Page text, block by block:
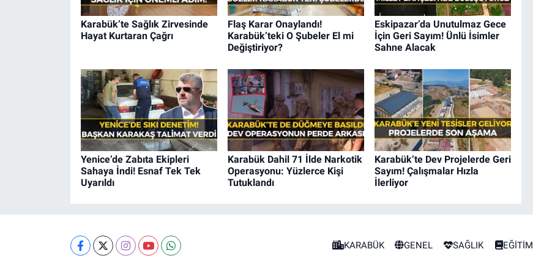
Karabük’te Sağlık Zirvesinde
Hayat Kurtaran Çağrı
Flaş Karar Onaylandı!
Karabük’teki O Şubeler El mi
Değiştiriyor?
Eskipazar’da Unutulmaz Gece
İçin Geri Sayım! Ünlü İsimler
Sahne Alacak
Yenice’de Zabıta Ekipleri
Sahaya İndi! Esnaf Tek Tek
Uyarıldı
Karabük Dahil 71 İlde Narkotik
Operasyonu: Yüzlerce Kişi
Tutuklandı
Karabük’te Dev Projelerde Geri
Sayım! Çalışmalar Hızla
İlerliyor
KARABÜK GENEL SAĞLIK EĞİTİM